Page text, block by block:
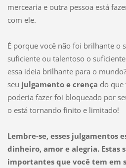
mercearia e outra pessoa está
com ele.
É porque você não foi brilhante o
suficiente ou talentoso o
essa ideia brilhante para o
seu julgamento e crença do que
poderia fazer foi bloqueado por
o está tornando finito e limitado!
Lembre-se, esses julgamentos
dinheiro, amor e alegria. Estas
importantes que você tem em